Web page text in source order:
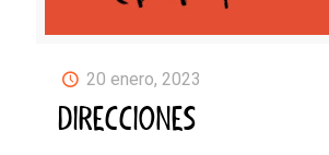
20 enero, 2023
DIRECCIONES